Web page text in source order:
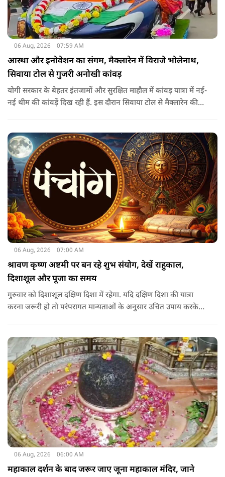
06 Aug, 2026 07:59 AM
आस्था और इनोवेशन का संगम, मैक्लारेन में विराजे भोलेनाथ,
सिवाया टोल से गुजरी अनोखी कांवड़
योगी सरकार के बेहतर इंतजामों और सुरक्षित माहौल में कांवड़ यात्रा में नई-
नई थीम की कांवड़ें दिख रही हैं. इस दौरान सिवाया टोल से मैक्लारेन की
06 Aug, 2026 07:00 AM
श्रावण कृष्ण अष्टमी पर बन रहे शुभ संयोग, देखें राहुकाल,
दिशाशूल और पूजा का समय
गुरुवार को दिशाशूल दक्षिण दिशा में रहेगा. यदि दक्षिण दिशा की यात्रा
करना जरूरी हो तो परंपरागत मान्यताओं के अनुसार उचित उपाय करके
06 Aug, 2026 06:00 AM
महाकाल दर्शन के बाद जरूर जाए जूना महाकाल मंदिर, जाने